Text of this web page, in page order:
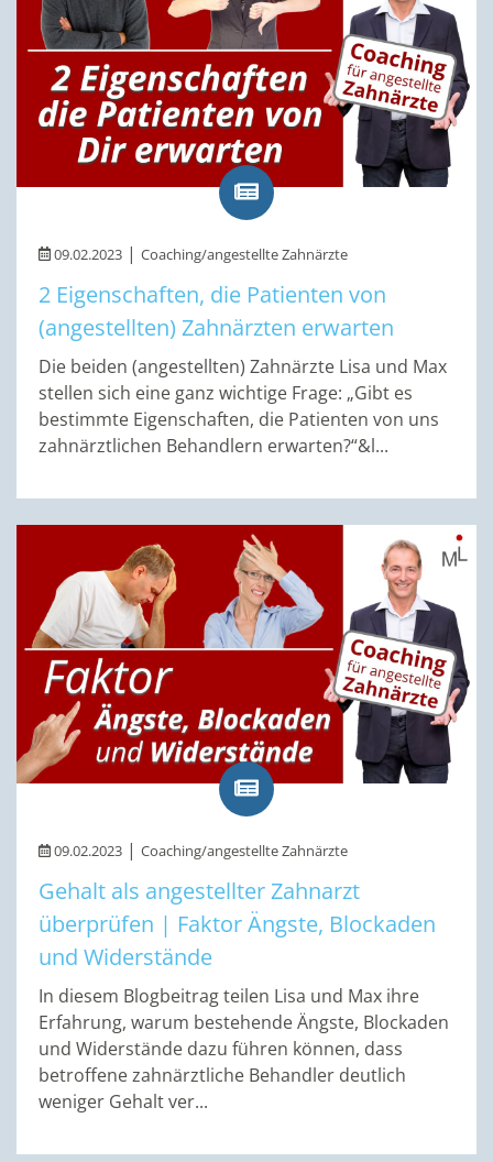
09.02.2023 |Coaching/angestellte Zahnärzte
2 Eigenschaften, die Patienten von
(angestellten) Zahnärzten erwarten
Die beiden (angestellten) Zahnärzte Lisa und Max
stellen sich eine ganz wichtige Frage: „Gibt es
bestimmte Eigenschaften, die Patienten von uns
zahnärztlichen Behandlern erwarten?“&l...
09.02.2023 |Coaching/angestellte Zahnärzte
Gehalt als angestellter Zahnarzt
überprüfen | Faktor Ängste, Blockaden
und Widerstände
In diesem Blogbeitrag teilen Lisa und Max ihre
Erfahrung, warum bestehende Ängste, Blockaden
und Widerstände dazu führen können, dass
betroffene zahnärztliche Behandler deutlich
weniger Gehalt ver...